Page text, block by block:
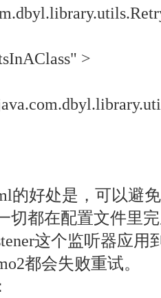
>
好处是，可以避
切都在配置文件里
这个监听器应用
都会失败重试。